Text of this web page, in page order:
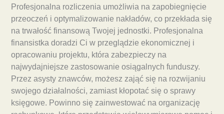
Profesjonalna rozliczenia umożliwia na zapobiegnięcie
przeoczeń i optymalizowanie nakładów, co przekłada się
na trwałość finansową Twojej jednostki. Profesjonalna
finansistka doradzi Ci w przeglądzie ekonomicznej i
opracowaniu projektu, która zabezpieczy na
najwydajniejsze zastosowanie osiągalnych funduszy.
Przez asysty znawców, możesz zająć się na rozwijaniu
swojego działalności, zamiast kłopotać się o sprawy
księgowe. Powinno się zainwestować na organizację